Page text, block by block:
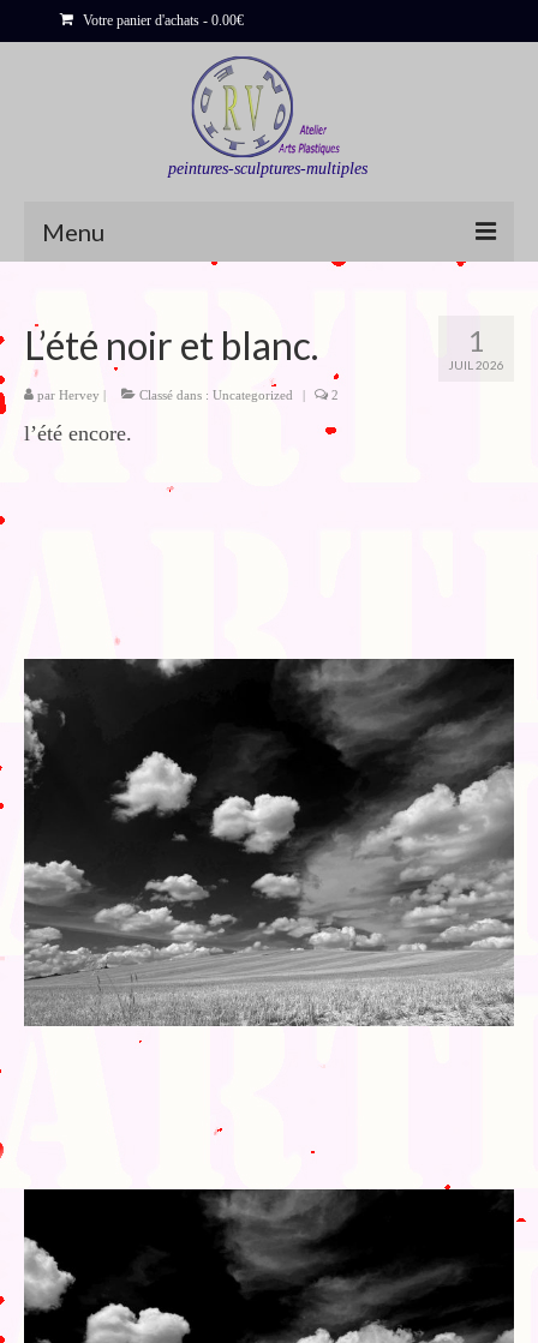
Votre panier d'achats - 0.00€
peintures-sculptures-multiples
Menu
Sculptures
Bois flottés
Peinture : Cartes et Itinéraires
Edition de Cartes postales.
1
JUIL 2026
L’été noir et blanc.
par Hervey | Classé dans : Uncategorized | 2
l’été encore.